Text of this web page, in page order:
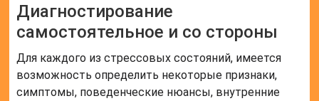
Диагностирование
самостоятельное и со стороны
Для каждого из стрессовых состояний, имеется
возможность определить некоторые признаки,
симптомы, поведенческие нюансы, внутренние